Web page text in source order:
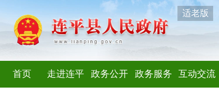
适老版
首页 走进连平 政务公开 政务服务 互动交流